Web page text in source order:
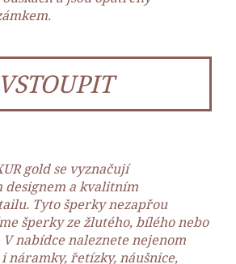
VSTOUPIT
gold se vyznačují
designem a kvalitním
Tyto šperky nezapřou
šperky ze žlutého, bílého nebo
nabídce naleznete nejenom
náramky, řetízky, náušnice,